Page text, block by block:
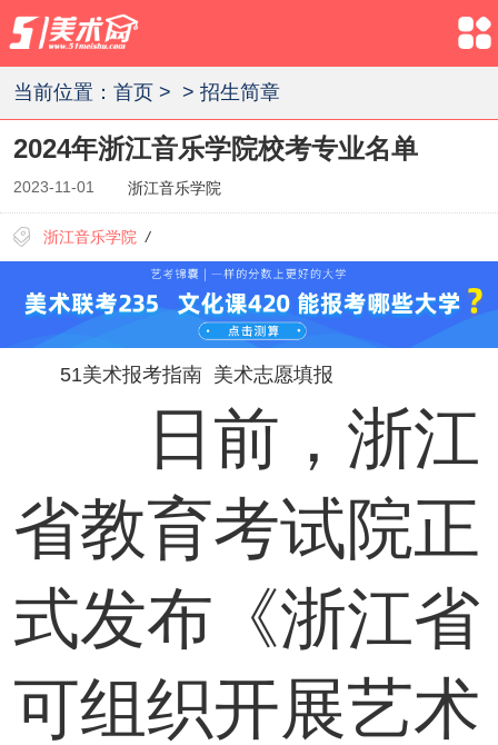
当前位置： 首页> > 招生简章
2024年浙江音乐学院校考专业名单
2023-11-01 浙江音乐学院
浙江音乐学院 /
51美术报考指南 美术志愿填报
日前，浙江
省教育考试院正
式发布《浙江省
可组织开展艺术